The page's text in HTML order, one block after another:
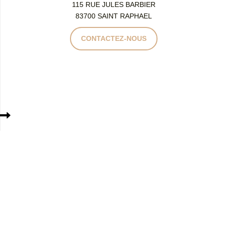
115 RUE JULES BARBIER
83700 SAINT RAPHAEL
CONTACTEZ-NOUS